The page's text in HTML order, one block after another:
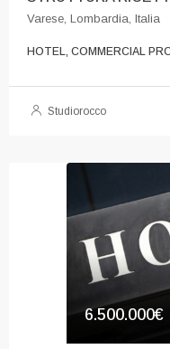
Varese, Lombardia, Italia
HOTEL, COMMERCIAL
Studiorocco
6.500.000€